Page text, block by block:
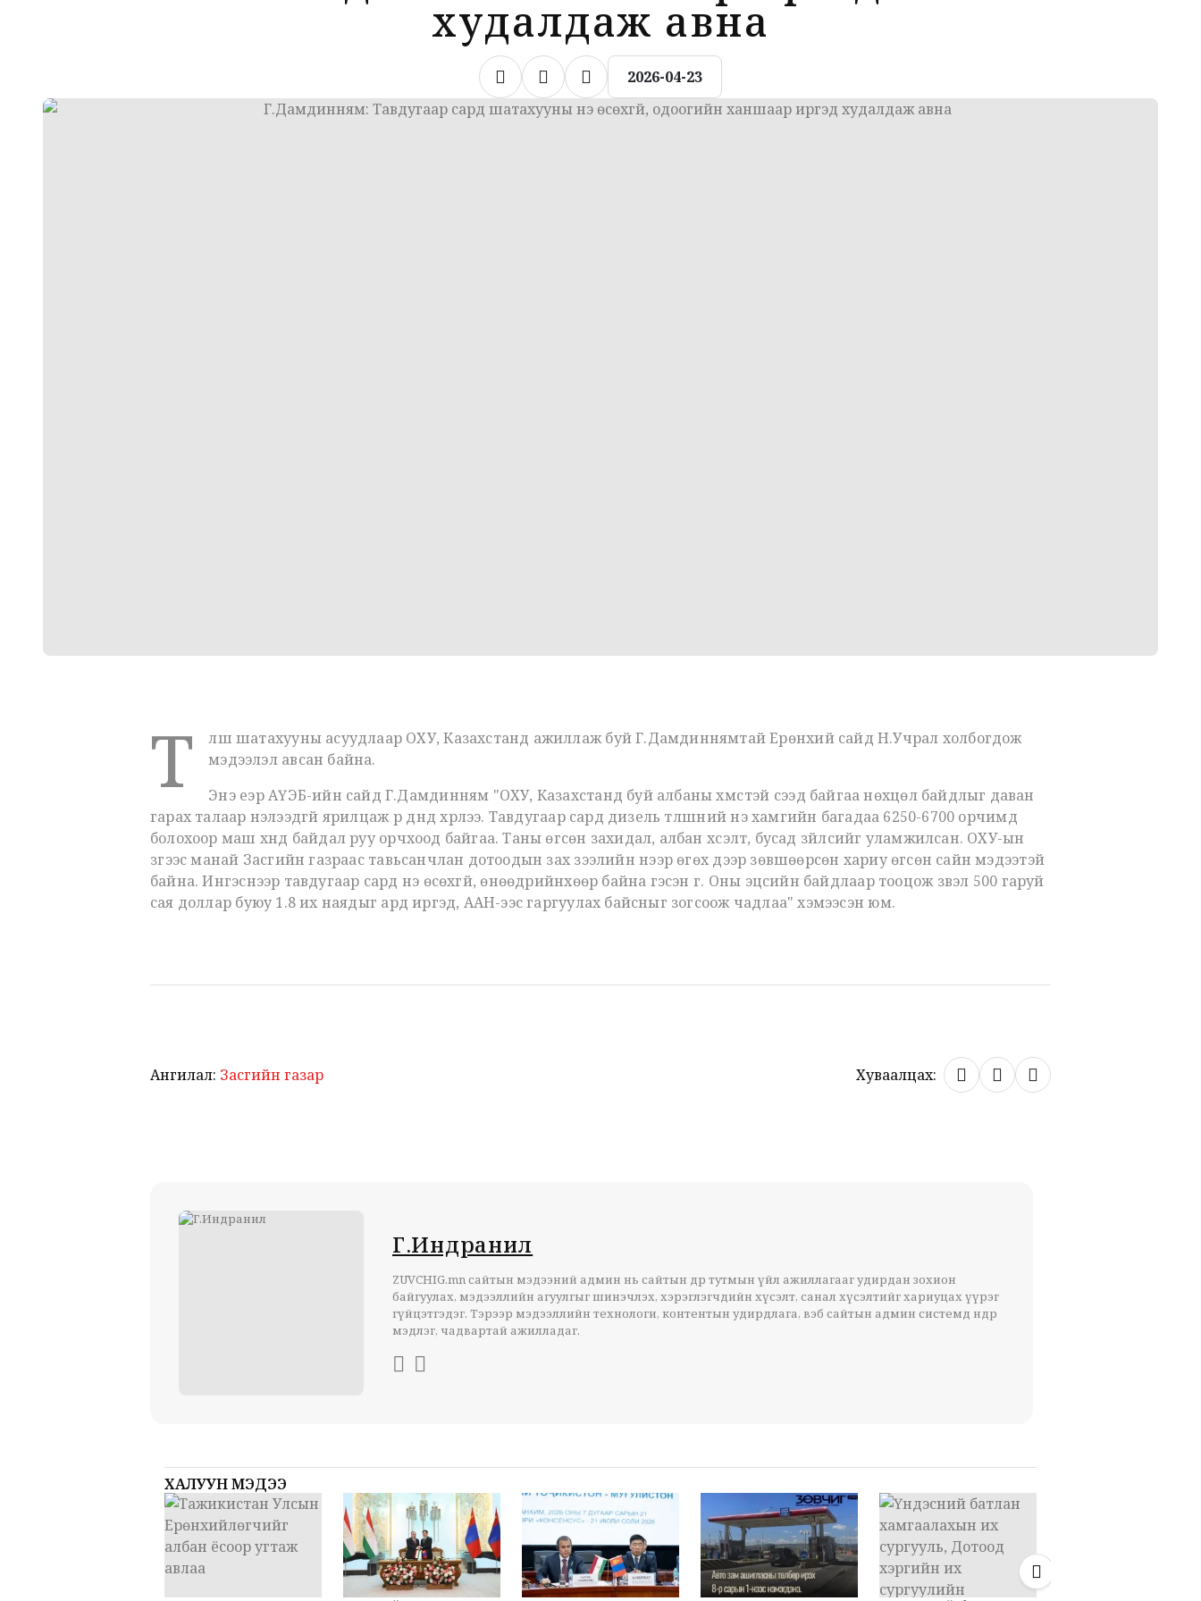
худалдаж авна
2026-04-23
Т
үлш шатахууны асуудлаар ОХУ, Казахстанд ажиллаж буй Г.Дамдиннямтай Ерөнхий сайд Н.Учрал холбогдож
мэдээлэл авсан байна.
Энэ үеэр АҮЭБ-ийн сайд Г.Дамдинням "ОХУ, Казахстанд буй албаны хүмүүстэй үүсээд байгаа нөхцөл байдлыг даван
гарах талаар нэлээдгүй ярилцаж үр дүнд хүрлээ. Тавдугаар сард дизель түлшний үнэ хамгийн багадаа 6250-6700 орчимд
болохоор маш хүнд байдал руу орчхоод байгаа. Таны өгсөн захидал, албан хүсэлт, бусад зүйлсийг уламжилсан. ОХУ-ын
зүгээс манай Засгийн газраас тавьсанчлан дотоодын зах зээлийн үнээр өгөх дээр зөвшөөрсөн хариу өгсөн сайн мэдээтэй
байна. Ингэснээр тавдугаар сард үнэ өсөхгүй, өнөөдрийнхөөр байна гэсэн үг. Оны эцсийн байдлаар тооцож үзвэл 500 гаруй
сая доллар буюу 1.8 их наядыг ард иргэд, ААН-ээс гаргуулах байсныг зогсоож чадлаа" хэмээсэн юм.
Ангилал: Засгийн газар Хуваалцах:
Г.Индранил
ZUVCHIG.mn сайтын мэдээний админ нь сайтын өдөр тутмын үйл ажиллагааг удирдан зохион
байгуулах, мэдээллийн агуулгыг шинэчлэх, хэрэглэгчдийн хүсэлт, санал хүсэлтийг хариуцах үүрэг
гүйцэтгэдэг. Тэрээр мэдээллийн технологи, контентын удирдлага, вэб сайтын админ системд өндөр
мэдлэг, чадвартай ажилладаг.
ХАЛУУН МЭДЭЭ